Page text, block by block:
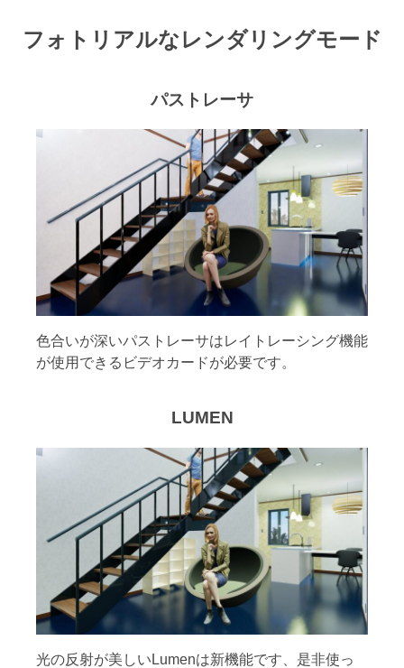
フォトリアルなレンダリングモード
パストレーサ
色合いが深いパストレーサはレイトレーシング機能
が使用できるビデオカードが必要です。
LUMEN
光の反射が美しいLumenは新機能です、是非使っ